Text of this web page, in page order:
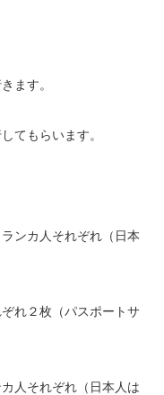
ます。
てもらいます。
ンカ人それぞれ（日本
れ２枚（パスポートサ
人それぞれ（日本人は